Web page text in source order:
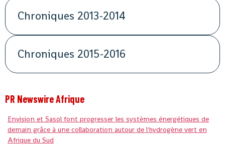
Chroniques 2013-2014
Chroniques 2015-2016
PR Newswire Afrique
Envision et Sasol font progresser les systèmes énergétiques de
demain grâce à une collaboration autour de l'hydrogène vert en
Afrique du Sud